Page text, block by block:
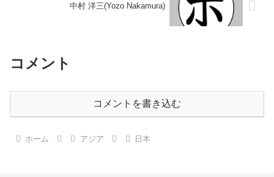
中村 洋三(Yozo Nakamura)
コメント
コメントを書き込む
ホーム アジア 日本